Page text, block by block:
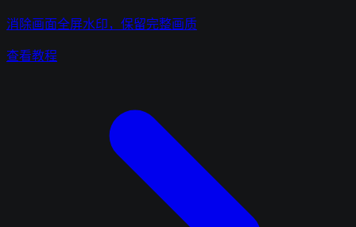
消除画面全屏水印，保留完整画质
查看教程